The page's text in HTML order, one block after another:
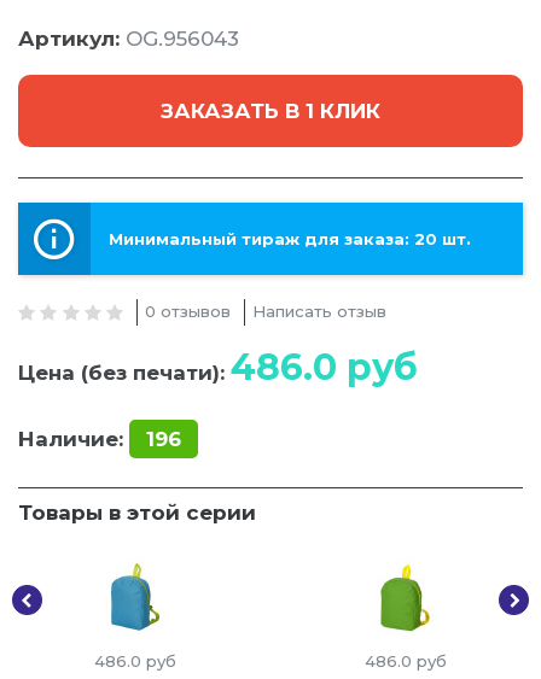
Артикул: OG.956043
ЗАКАЗАТЬ В 1 КЛИК
Минимальный тираж для заказа: 20 шт.
0 отзывов Написать отзыв
Цена (без печати): 486.0 руб
Наличие: 196
Товары в этой серии
486.0 руб 486.0 руб